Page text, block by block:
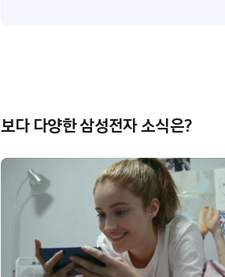
보다 다양한 삼성전자 소식은?